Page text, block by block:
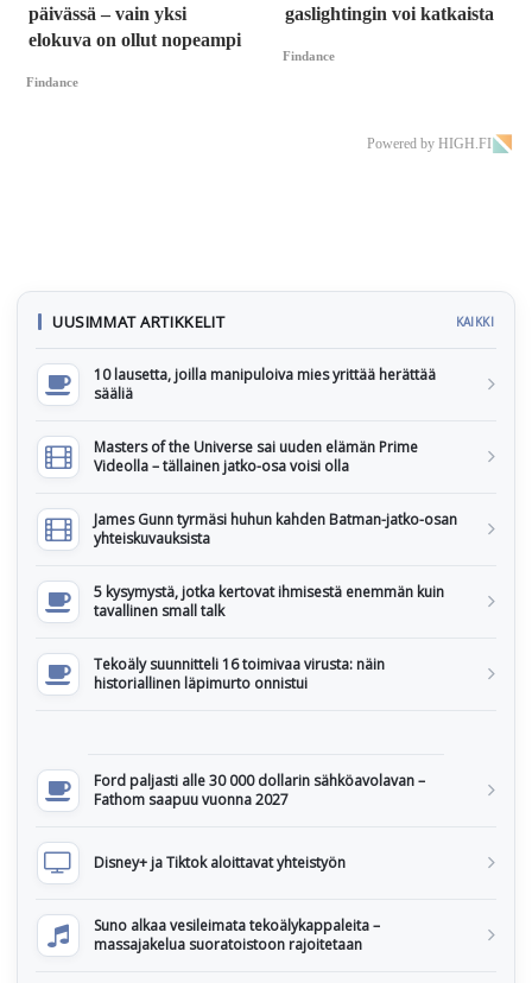
päivässä – vain yksi
elokuva on ollut nopeampi
Findance
gaslightingin voi katkaista
Findance
Powered by HIGH.FI
UUSIMMAT ARTIKKELIT KAIKKI
10 lausetta, joilla manipuloiva mies yrittää herättää
sääliä
Masters of the Universe sai uuden elämän Prime
Videolla – tällainen jatko-osa voisi olla
James Gunn tyrmäsi huhun kahden Batman-jatko-osan
yhteiskuvauksista
5 kysymystä, jotka kertovat ihmisestä enemmän kuin
tavallinen small talk
Tekoäly suunnitteli 16 toimivaa virusta: näin
historiallinen läpimurto onnistui
Ford paljasti alle 30 000 dollarin sähköavolavan –
Fathom saapuu vuonna 2027
Disney+ ja Tiktok aloittavat yhteistyön
Suno alkaa vesileimata tekoälykappaleita –
massajakelua suoratoistoon rajoitetaan